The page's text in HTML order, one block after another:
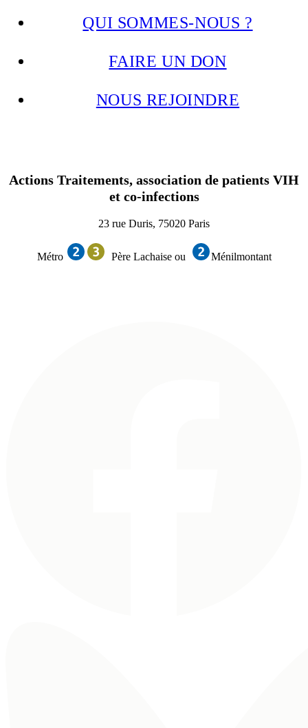
QUI SOMMES-NOUS ?
FAIRE UN DON
NOUS REJOINDRE
Actions Traitements, association de patients VIH
et co-infections
23 rue Duris, 75020 Paris
Métro Père Lachaise ou Ménilmontant